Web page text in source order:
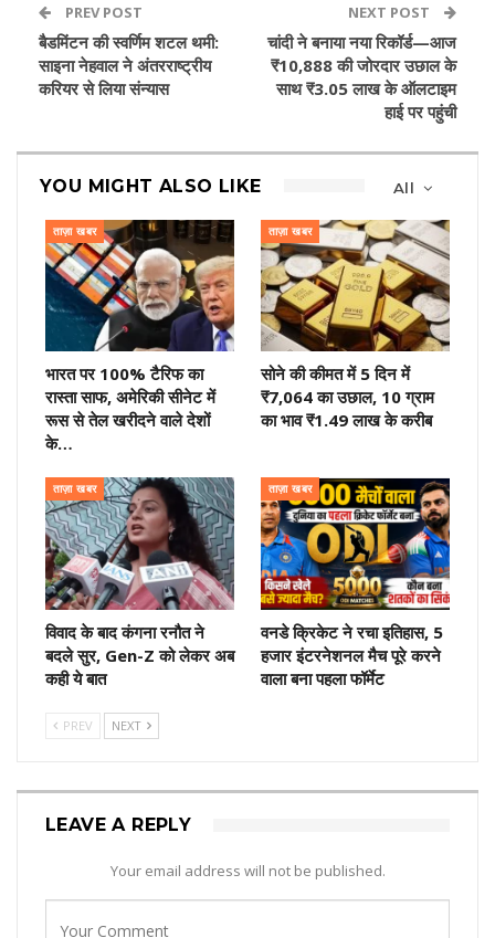
PREV POST
बैडमिंटन की स्वर्णिम शटल थमी:
साइना नेहवाल ने अंतरराष्ट्रीय
करियर से लिया संन्यास
NEXT POST
चांदी ने बनाया नया रिकॉर्ड—आज
₹10,888 की जोरदार उछाल के
साथ ₹3.05 लाख के ऑलटाइम
हाई पर पहुंची
All
YOU MIGHT ALSO LIKE
ताज़ा खबर
भारत पर 100% टैरिफ का
रास्ता साफ, अमेरिकी सीनेट में
रूस से तेल खरीदने वाले देशों
के…
ताज़ा खबर
सोने की कीमत में 5 दिन में
₹7,064 का उछाल, 10 ग्राम
का भाव ₹1.49 लाख के करीब
ताज़ा खबर
विवाद के बाद कंगना रनौत ने
बदले सुर, Gen-Z को लेकर अब
कही ये बात
ताज़ा खबर
वनडे क्रिकेट ने रचा इतिहास, 5
हजार इंटरनेशनल मैच पूरे करने
वाला बना पहला फॉर्मेट
PREV NEXT
LEAVE A REPLY
Your email address will not be published.